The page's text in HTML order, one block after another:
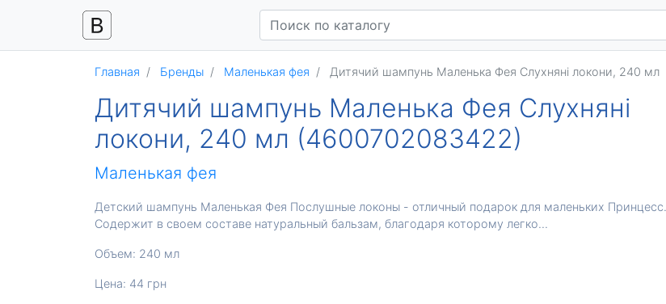
Главная Бренды Маленькая фея Дитячий шампунь Маленька Фея Слухняні локони, 240 мл
Дитячий шампунь Маленька Фея Слухняні
локони, 240 мл (4600702083422)
Маленькая фея
Детский шампунь Маленькая Фея Послушные локоны - отличный подарок для маленьких Принцесс.
Содержит в своем составе натуральный бальзам, благодаря которому легко...
Объем: 240 мл
Цена: 44 грн